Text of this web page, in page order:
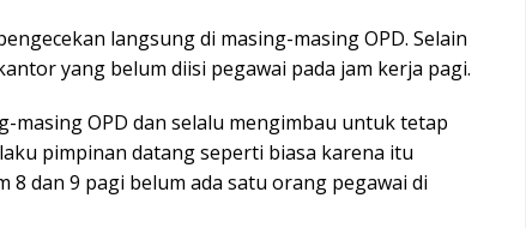
langsung di masing-masing OPD. Selain
yang belum diisi pegawai pada jam kerja pagi.
masing OPD dan selalu mengimbau untuk tetap
pimpinan datang seperti biasa karena itu
dan 9 pagi belum ada satu orang pegawai di